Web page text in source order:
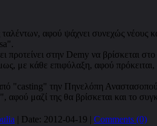
αφού ψάχνει συνεχώς νέους
προτείνει στην Demy να βρίσκεται
με κάθε επιφύλαξη, αφού
"casting" την Πηνελόπη
αφού μαζί της θα βρίσκεται και το
| Date: 2012-04-19 | Comments (0)